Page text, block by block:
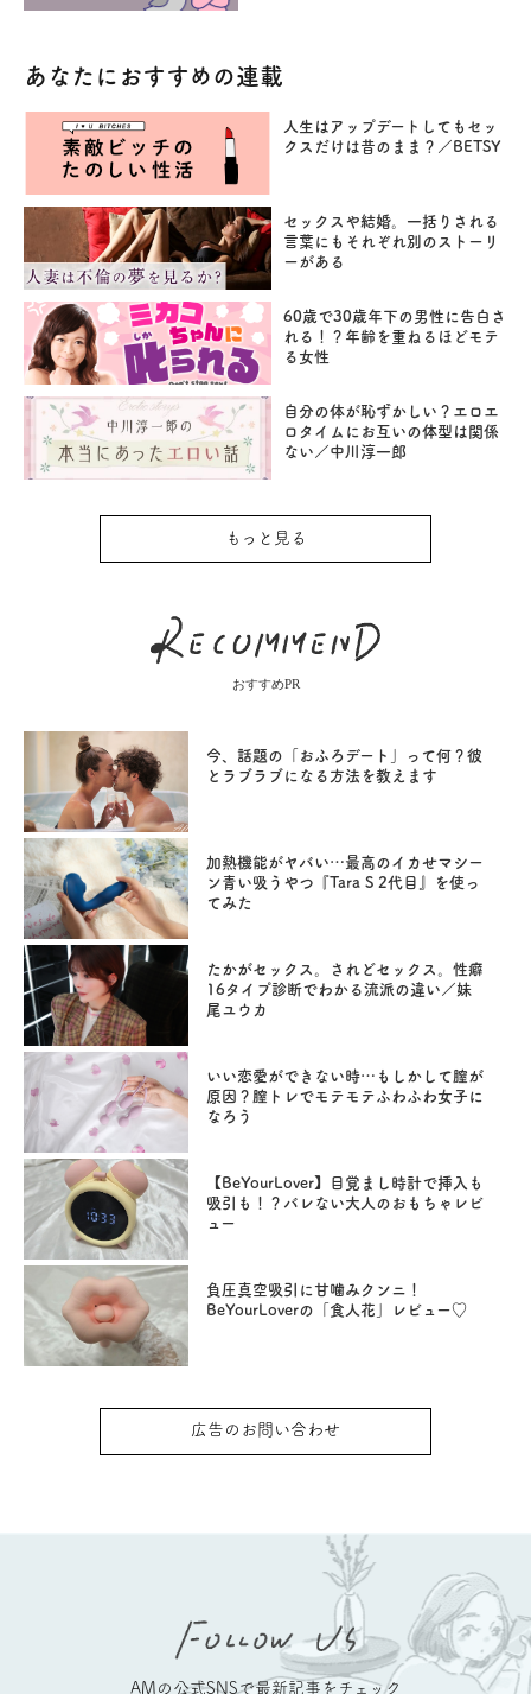
あなたにおすすめの連載
人生はアップデートしてもセッ
クスだけは昔のまま？／BETSY
セックスや結婚。一括りされる
言葉にもそれぞれ別のストーリ
ーがある
60歳で30歳年下の男性に告白さ
れる！？年齢を重ねるほどモテ
る女性
自分の体が恥ずかしい？エロエ
ロタイムにお互いの体型は関係
ない／中川淳一郎
もっと見る
おすすめPR
今、話題の「おふろデート」って何？彼
とラブラブになる方法を教えます
加熱機能がヤバい…最高のイカせマシー
ン青い吸うやつ『Tara S 2代目』を使っ
てみた
たかがセックス。されどセックス。性癖
16タイプ診断でわかる流派の違い／妹
尾ユウカ
いい恋愛ができない時…もしかして膣が
原因？膣トレでモテモテふわふわ女子に
なろう
【BeYourLover】目覚まし時計で挿入も
吸引も！？バレない大人のおもちゃレビ
ュー
負圧真空吸引に甘噛みクンニ！
BeYourLoverの「食人花」レビュー♡
広告のお問い合わせ
AMの公式SNSで最新記事をチェック